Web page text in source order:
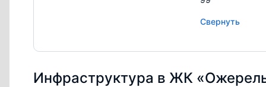
Свернуть
Инфраструктура в ЖК